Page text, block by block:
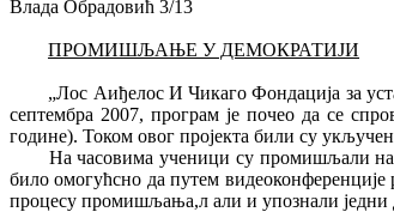
Влада Обрадовић 3/13
ПРОМИШЉАЊЕ У ДЕМОКРАТИЈИ
„Лос Аиђелос И Чикаго Фондација за
септембра 2007, програм је почео да се
године). Током овог пројекта били су
На часовима ученици су промишљали на
било омогућсно да путем
процесу промишљања,л али и упознали једни